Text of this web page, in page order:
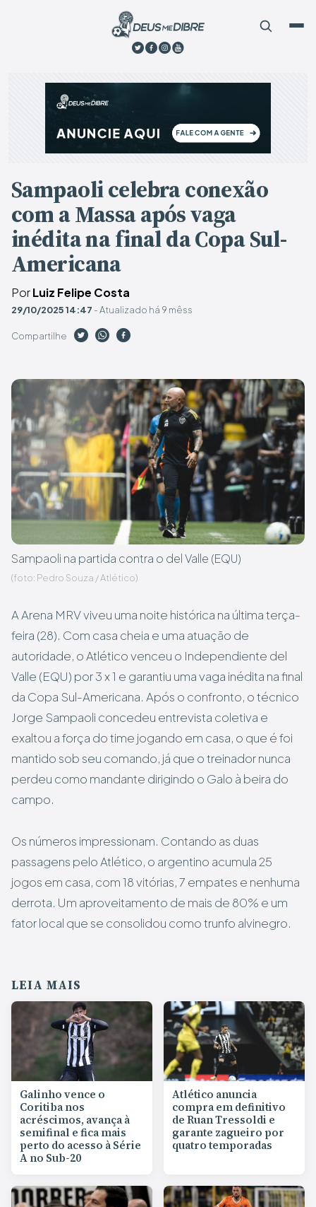
Sampaoli celebra conexão
com a Massa após vaga
inédita na final da Copa Sul-
Americana
PorLuiz Felipe Costa
29/10/2025 14:47 - Atualizado há 9 mêss
Compartilhe
Sampaoli na partida contra o del Valle (EQU)
(foto: Pedro Souza / Atlético)
A Arena MRV viveu uma noite histórica na última terça-
feira (28). Com casa cheia e uma atuação de
autoridade, o Atlético venceu o Independiente del
Valle (EQU) por 3 x 1 e garantiu uma vaga inédita na final
da Copa Sul-Americana. Após o confronto, o técnico
Jorge Sampaoli concedeu entrevista coletiva e
exaltou a força do time jogando em casa, o que é foi
mantido sob seu comando, já que o treinador nunca
perdeu como mandante dirigindo o Galo à beira do
campo.
Os números impressionam. Contando as duas
passagens pelo Atlético, o argentino acumula 25
jogos em casa, com 18 vitórias, 7 empates e nenhuma
derrota. Um aproveitamento de mais de 80% e um
fator local que se consolidou como trunfo alvinegro.
LEIA MAIS
Galinho vence o
Coritiba nos
acréscimos, avança à
semifinal e fica mais
perto do acesso à Série
A no Sub-20
Atlético anuncia
compra em definitivo
de Ruan Tressoldi e
garante zagueiro por
quatro temporadas